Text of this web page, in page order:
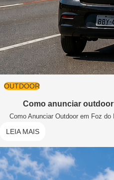
OUTDOOR
Como anunciar
Como Anunciar Outdoor em Foz
LEIA MAIS